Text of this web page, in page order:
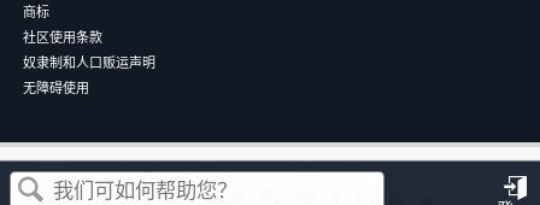
这篇文章对您有帮助吗？
商标
社区使用条款
奴隶制和人口贩运声明
无障碍使用
©2026NetApp 中文（简体）
隐私政策
Cookie 政策
Cookie 设置